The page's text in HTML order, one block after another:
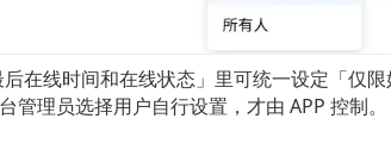
在线时间和在线状态」里可统一设定「仅限
理员选择用户自行设置，才由 APP 控制。